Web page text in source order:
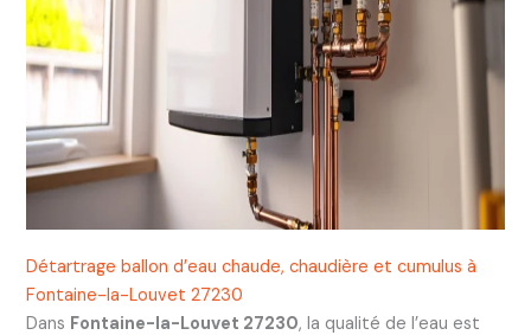
Détartrage ballon d’eau chaude, chaudière et cumulus à
Fontaine-la-Louvet 27230
Dans Fontaine-la-Louvet 27230, la qualité de l’eau est